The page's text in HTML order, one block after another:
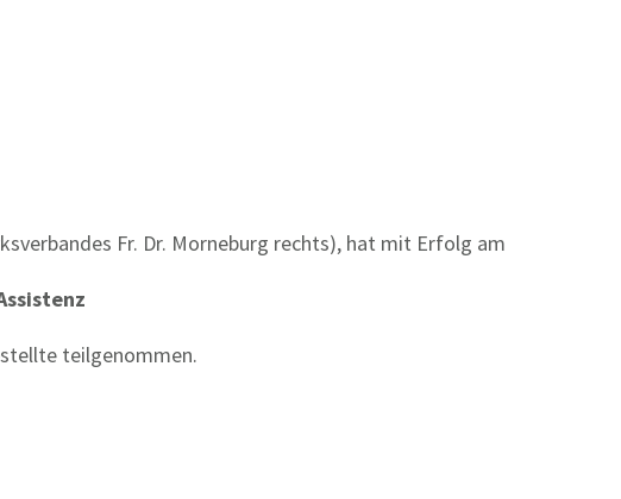
Fr. Dr. Morneburg rechts), hat mit Erfolg am
teilgenommen.